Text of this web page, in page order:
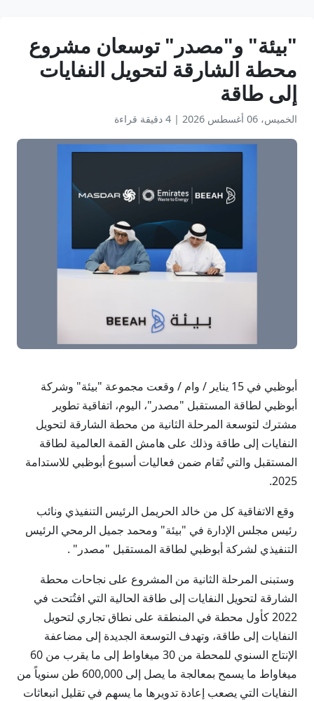
"بيئة" و"مصدر" توسعان مشروع
محطة الشارقة لتحويل النفايات
إلى طاقة
الخميس، 06 أغسطس 2026 | 4 دقيقة قراءة
أبوظبي في 15 يناير / وام / وقعت مجموعة "بيئة" وشركة
أبوظبي لطاقة المستقبل "مصدر"، اليوم، اتفاقية تطوير
مشترك لتوسعة المرحلة الثانية من محطة الشارقة لتحويل
النفايات إلى طاقة وذلك على هامش القمة العالمية لطاقة
المستقبل والتي تُقام ضمن فعاليات أسبوع أبوظبي للاستدامة
2025.
وقع الاتفاقية كل من خالد الحريمل الرئيس التنفيذي ونائب
رئيس مجلس الإدارة في "بيئة" ومحمد جميل الرمحي الرئيس
التنفيذي لشركة أبوظبي لطاقة المستقبل "مصدر" .
وستبنى المرحلة الثانية من المشروع على نجاحات محطة
الشارقة لتحويل النفايات إلى طاقة الحالية التي افتُتحت في
2022 كأول محطة في المنطقة على نطاق تجاري لتحويل
النفايات إلى طاقة، وتهدف التوسعة الجديدة إلى مضاعفة
الإنتاج السنوي للمحطة من 30 ميغاواط إلى ما يقرب من 60
ميغاواط ما يسمح بمعالجة ما يصل إلى 600,000 طن سنوياً من
النفايات التي يصعب إعادة تدويرها ما يسهم في تقليل انبعاثات